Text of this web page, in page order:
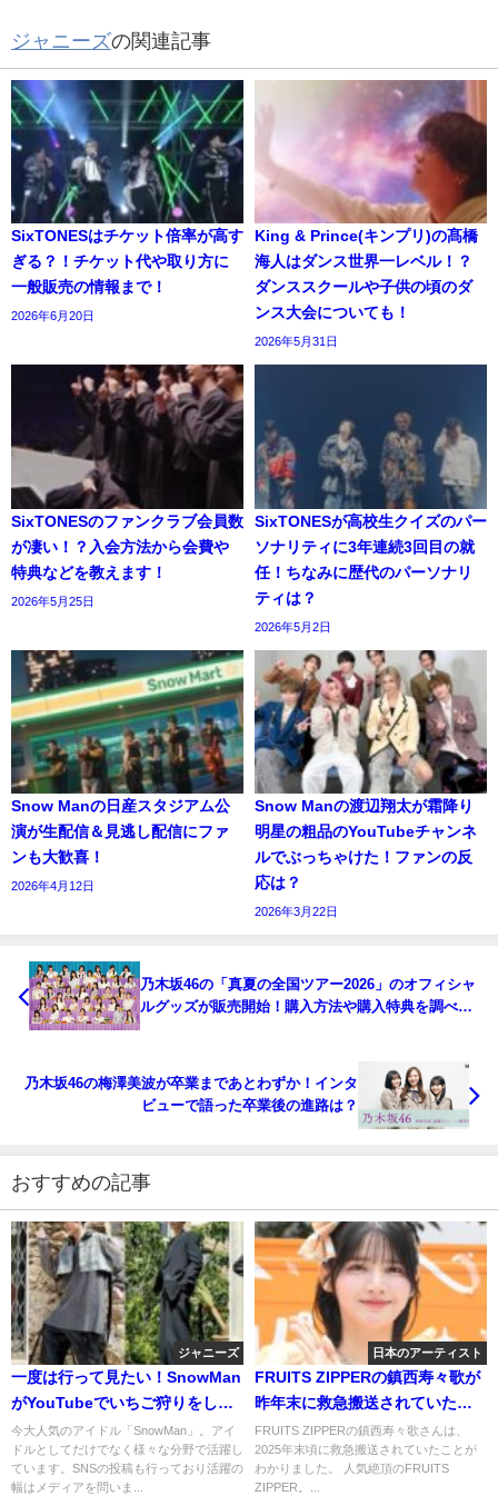
ジャニーズの関連記事
SixTONESはチケット倍率が高す
ぎる？！チケット代や取り方に
一般販売の情報まで！
2026年6月20日
King & Prince(キンプリ)の髙橋
海人はダンス世界一レベル！？
ダンススクールや子供の頃のダ
ンス大会についても！
2026年5月31日
SixTONESのファンクラブ会員数
が凄い！？入会方法から会費や
特典などを教えます！
2026年5月25日
SixTONESが高校生クイズのパー
ソナリティに3年連続3回目の就
任！ちなみに歴代のパーソナリ
ティは？
2026年5月2日
Snow Manの日産スタジアム公
演が生配信＆見逃し配信にファ
ンも大歓喜！
2026年4月12日
Snow Manの渡辺翔太が霜降り
明星の粗品のYouTubeチャンネ
ルでぶっちゃけた！ファンの反
応は？
2026年3月22日
乃木坂46の「真夏の全国ツアー2026」のオフィシャ
ルグッズが販売開始！購入方法や購入特典を調べて
乃木坂46の梅澤美波が卒業まであとわずか！インタ
ビューで語った卒業後の進路は？
おすすめの記事
ジャニーズ
一度は行って見たい！SnowMan
がYouTubeでいちご狩りをした
場所は三鷹？
今大人気のアイドル「SnowMan」。アイ
ドルとしてだけでなく様々な分野で活躍し
ています。SNSの投稿も行っており活躍の
幅はメディアを問いま...
日本のアーティスト
FRUITS ZIPPERの鎮西寿々歌が
昨年末に救急搬送されていた！
その理由とは？
FRUITS ZIPPERの鎮西寿々歌さんは、
2025年末頃に救急搬送されていたことが
わかりました。 人気絶頂のFRUITS
ZIPPER。...